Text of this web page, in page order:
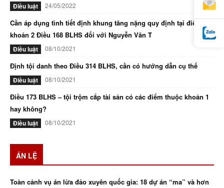
Điều luật 24/05/2022
Cần áp dụng tình tiết định khung tăng nặng quy định tại điểm d
khoản 2 Điều 168 BLHS đối với Nguyễn Văn T
Điều luật 08/10/2021
Định tội danh theo Điều 314 BLHS, cần có hướng dẫn cụ thể
Điều luật 08/10/2021
Điều 173 BLHS – tội trộm cắp tài sản có các điểm thuộc khoản 1
hay không?
Điều luật 08/10/2021
ÁN LỆ
Toàn cảnh vụ án lừa đảo xuyên quốc gia: 18 dự án “ma” và hơn